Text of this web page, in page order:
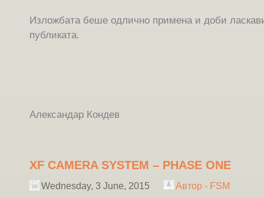
Изложбата беше одлично примена и доби
публиката.
Александар Кондев
XF CAMERA SYSTEM – PHASE ONE
Wednesday, 3 June, 2015 Автор - FSM